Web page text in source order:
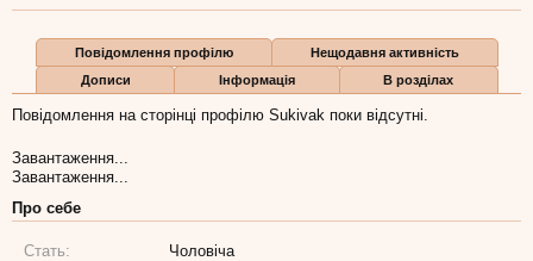
Повідомлення профілю
Нещодавня активність
Дописи
Інформація В розділах
Повідомлення на сторінці профілю Sukivak поки відсутні.
Завантаження...
Завантаження...
Про себе
Стать:
Чоловіча